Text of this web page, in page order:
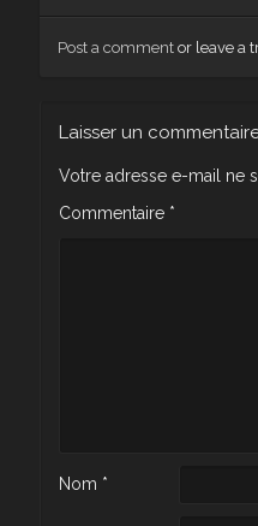
Post a comment or leave a
Laisser un
Votre adresse e-mail ne
Commentaire *
Nom *